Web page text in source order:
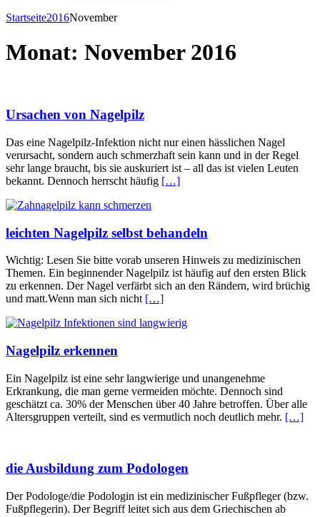
Startseite2016November
Monat: November 2016
Ursachen von Nagelpilz
Das eine Nagelpilz-Infektion nicht nur einen hässlichen Nagel
verursacht, sondern auch schmerzhaft sein kann und in der Regel
sehr lange braucht, bis sie auskuriert ist – all das ist vielen Leuten
bekannt. Dennoch herrscht häufig […]
leichten Nagelpilz selbst behandeln
Wichtig: Lesen Sie bitte vorab unseren Hinweis zu medizinischen
Themen. Ein beginnender Nagelpilz ist häufig auf den ersten Blick
zu erkennen. Der Nagel verfärbt sich an den Rändern, wird brüchig
und matt.Wenn man sich nicht […]
Nagelpilz erkennen
Ein Nagelpilz ist eine sehr langwierige und unangenehme
Erkrankung, die man gerne vermeiden möchte. Dennoch sind
geschätzt ca. 30% der Menschen über 40 Jahre betroffen. Über alle
Altersgruppen verteilt, sind es vermutlich noch deutlich mehr. […]
die Ausbildung zum Podologen
Der Podologe/die Podologin ist ein medizinischer Fußpfleger (bzw.
Fußpflegerin). Der Begriff leitet sich aus dem Griechischen ab